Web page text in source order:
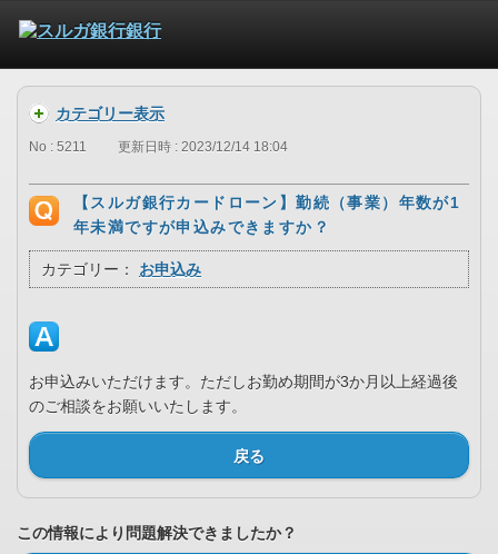
カテゴリー表示
No : 5211 更新日時 : 2023/12/14 18:04
【スルガ銀行カードローン】勤続（事業）年数が1
年未満ですが申込みできますか？
カテゴリー： お申込み
お申込みいただけます。ただしお勤め期間が3か月以上経過後
のご相談をお願いいたします。
戻る
この情報により問題解決できましたか？